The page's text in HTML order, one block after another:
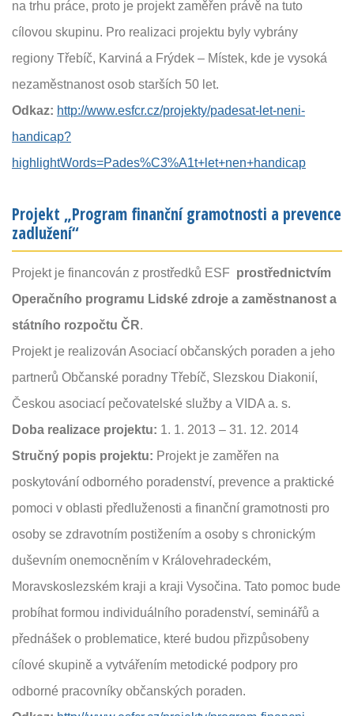
na trhu práce, proto je projekt zaměřen právě na tuto
cílovou skupinu. Pro realizaci projektu byly vybrány
regiony Třebíč, Karviná a Frýdek – Místek, kde je vysoká
nezaměstnanost osob starších 50 let.
Odkaz: http://www.esfcr.cz/projekty/padesat-let-neni-
handicap?
highlightWords=Pades%C3%A1t+let+nen+handicap
Projekt „Program finanční gramotnosti a prevence
zadlužení“
Projekt je financován z prostředků ESF prostřednictvím
Operačního programu Lidské zdroje a zaměstnanost a
státního rozpočtu ČR.
Projekt je realizován Asociací občanských poraden a jeho
partnerů Občanské poradny Třebíč, Slezskou Diakonií,
Českou asociací pečovatelské služby a VIDA a. s.
Doba realizace projektu: 1. 1. 2013 – 31. 12. 2014
Stručný popis projektu: Projekt je zaměřen na
poskytování odborného poradenství, prevence a praktické
pomoci v oblasti předluženosti a finanční gramotnosti pro
osoby se zdravotním postižením a osoby s chronickým
duševním onemocněním v Královehradeckém,
Moravskoslezském kraji a kraji Vysočina. Tato pomoc bude
probíhat formou individuálního poradenství, seminářů a
přednášek o problematice, které budou přizpůsobeny
cílové skupině a vytvářením metodické podpory pro
odborné pracovníky občanských poraden.